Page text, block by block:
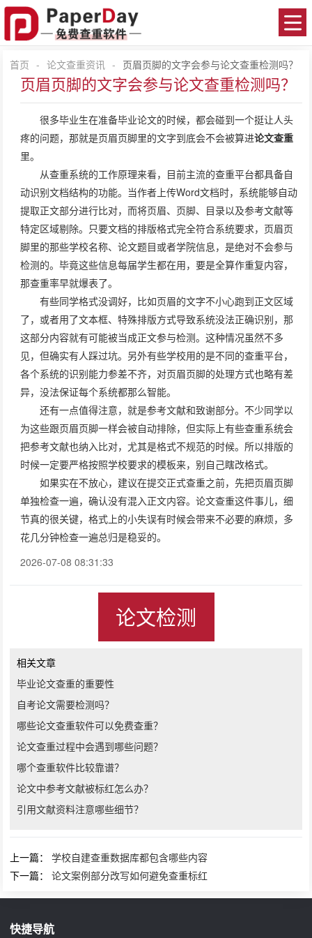
首页 - 论文查重资讯 - 页眉页脚的文字会参与论文查重检测吗？
页眉页脚的文字会参与论文查重检测吗？
很多毕业生在准备毕业论文的时候，都会碰到一个挺让人头
疼的问题，那就是页眉页脚里的文字到底会不会被算进论文查重
里。
从查重系统的工作原理来看，目前主流的查重平台都具备自
动识别文档结构的功能。当作者上传Word文档时，系统能够自动
提取正文部分进行比对，而将页眉、页脚、目录以及参考文献等
特定区域剔除。只要文档的排版格式完全符合系统要求，页眉页
脚里的那些学校名称、论文题目或者学院信息，是绝对不会参与
检测的。毕竟这些信息每届学生都在用，要是全算作重复内容，
那查重率早就爆表了。
有些同学格式没调好，比如页眉的文字不小心跑到正文区域
了，或者用了文本框、特殊排版方式导致系统没法正确识别，那
这部分内容就有可能被当成正文参与检测。这种情况虽然不多
见，但确实有人踩过坑。另外有些学校用的是不同的查重平台，
各个系统的识别能力参差不齐，对页眉页脚的处理方式也略有差
异，没法保证每个系统都那么智能。
还有一点值得注意，就是参考文献和致谢部分。不少同学以
为这些跟页眉页脚一样会被自动排除，但实际上有些查重系统会
把参考文献也纳入比对，尤其是格式不规范的时候。所以排版的
时候一定要严格按照学校要求的模板来，别自己瞎改格式。
如果实在不放心，建议在提交正式查重之前，先把页眉页脚
单独检查一遍，确认没有混入正文内容。论文查重这件事儿，细
节真的很关键，格式上的小失误有时候会带来不必要的麻烦，多
花几分钟检查一遍总归是稳妥的。
2026-07-08 08:31:33
论文检测
相关文章
毕业论文查重的重要性
自考论文需要检测吗？
哪些论文查重软件可以免费查重？
论文查重过程中会遇到哪些问题？
哪个查重软件比较靠谱？
论文中参考文献被标红怎么办？
引用文献资料注意哪些细节？
上一篇：学校自建查重数据库都包含哪些内容
下一篇：论文案例部分改写如何避免查重标红
快捷导航